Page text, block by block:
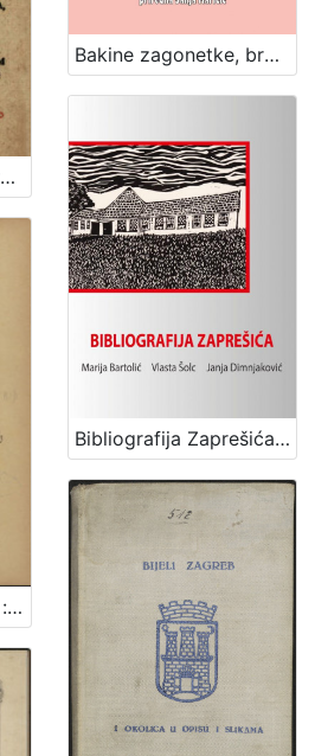
Bakine zagonetke, brojalice i priče / priredila Sanja Maričić
Betegujuche sivine vrachitel : to jeszt szuprot vszakojachkomu sivinszkomu betegu hasznovita, vnogo puti probuvana, ter isztinszka znaidena vrachtva / iz vszakojachkeh knig zvelikum marlivosztium zebrana, na horvaczki jezik obernyena, ter od jednoga obchinszke vszega orszaga, navlasztito pako sziromahov haszni lyubitela na szvetlo dana
Bibliografija Zaprešića / Marija Bartolić, Vlasta Šolc, Janja Dimnjaković
Bibliotheca Zrinyiana : die Bibliothek des Dichters Nicolaus Zrinyi : ein Beitrag zur Zrinyi-Literatur : mit literar-historischer Einleitung : mit dem Portrait des Dichters nach E. Widemann, einem Fascimile und einer Stammtafel